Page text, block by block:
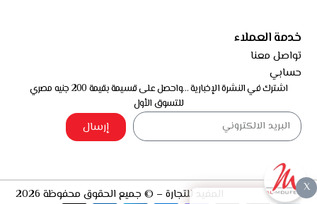
خدمة العملاء
تواصل معنا
حسابي
اشترك في النشرة الإخبارية …واحصل على قسيمة بقيمة 200 جنيه مصري
للتسوق الأول
إرسال
المفيد للتجارة – © جميع الحقوق محفوظة 2026 X